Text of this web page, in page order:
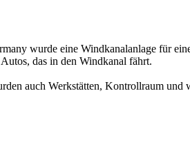
wurde eine Windkanalanlage für
das in den Windkanal fährt.
auch Werkstätten, Kontrollraum und